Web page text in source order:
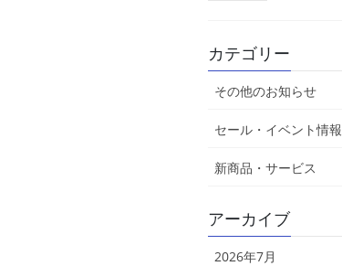
カテゴリー
その他のお知らせ
セール・イベント情報
新商品・サービス
アーカイブ
2026年7月